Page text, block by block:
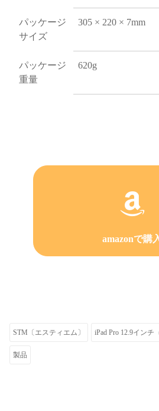
パッケージ
サイズ
305 × 220 × 7mm
パッケージ
重量
620g
amazonで購
STM〔エスティエム〕 iPad Pro 12.9インチ
製品